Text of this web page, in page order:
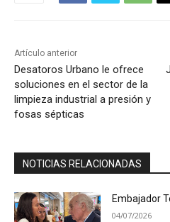
Artículo anterior
Desatoros Urbano le ofrece
soluciones en el sector de la
limpieza industrial a presión y
fosas sépticas
NOTICIAS RELACIONADAS
Embajador
04/07/2026